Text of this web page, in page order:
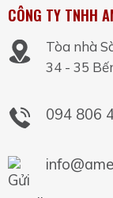
CÔNG TY TNHH
Tòa nhà
34 - 35
094 806